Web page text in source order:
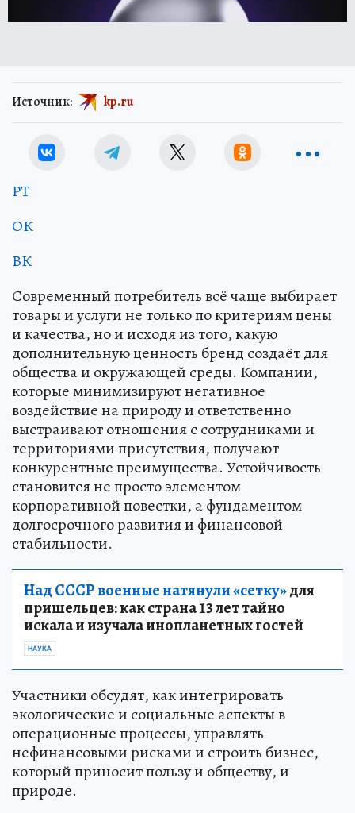
Источник: kp.ru
РТ
ОК
ВК
Современный потребитель всё чаще выбирает
товары и услуги не только по критериям цены
и качества, но и исходя из того, какую
дополнительную ценность бренд создаёт для
общества и окружающей среды. Компании,
которые минимизируют негативное
воздействие на природу и ответственно
выстраивают отношения с сотрудниками и
территориями присутствия, получают
конкурентные преимущества. Устойчивость
становится не просто элементом
корпоративной повестки, а фундаментом
долгосрочного развития и финансовой
стабильности.
Над СССР военные натянули «сетку»для
пришельцев: как страна 13 лет тайно
искала и изучала инопланетных гостей
НАУКА
Участники обсудят, как интегрировать
экологические и социальные аспекты в
операционные процессы, управлять
нефинансовыми рисками и строить бизнес,
который приносит пользу и обществу, и
природе.